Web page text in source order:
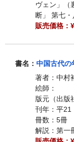
ヴェン」（
断」 第七
販売価格：
書名： 中国古代の
著者：中村
絵師：
版元（出版
刊年：平21
冊数：5冊
解説：第一